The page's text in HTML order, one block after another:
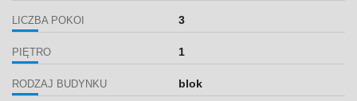
LICZBA POKOI 3
PIĘTRO 1
RODZAJ BUDYNKU blok